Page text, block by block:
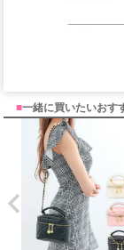
■一緒に買いたいおす